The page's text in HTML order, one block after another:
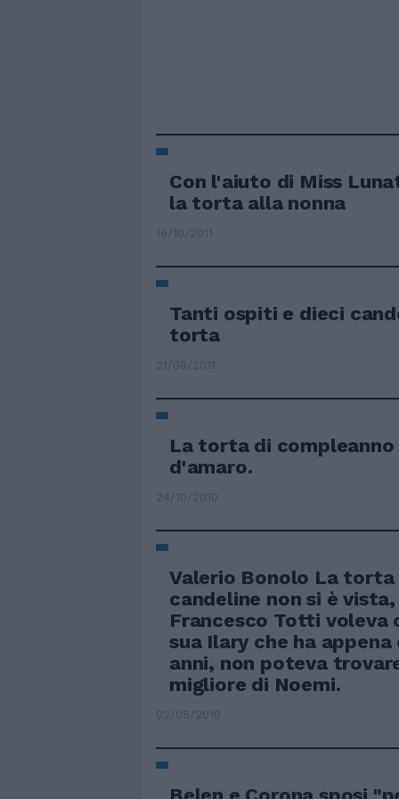
Con l'aiuto di Miss
la torta alla nonna
16/10/2011
Tanti ospiti e dieci
torta
21/08/2011
La torta di compleanno
d'amaro.
24/10/2010
Valerio Bonolo La torta
candeline non si è vista,
Francesco Totti voleva
sua Ilary che ha
anni, non poteva
migliore di Noemi.
02/05/2010